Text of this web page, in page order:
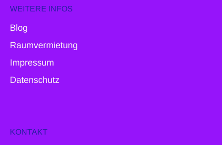
WEITERE INFOS
Blog
Raumvermietung
Impressum
Datenschutz
KONTAKT